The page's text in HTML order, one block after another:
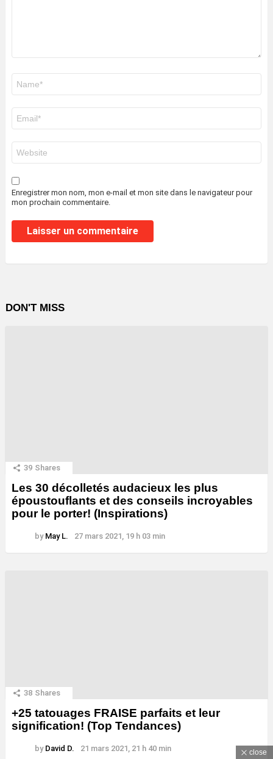
mail
*
web
Enregistrer mon nom, mon e-mail et mon site dans le navigateur pour
mon prochain commentaire.
DON'T MISS
39 Shares
Les 30 décolletés audacieux les plus
époustouflants et des conseils incroyables
pour le porter! (Inspirations)
by May L. 27 mars 2021, 19 h 03 min
38 Shares
+25 tatouages ​​FRAISE parfaits et leur
signification! (Top Tendances)
by David D. 21 mars 2021, 21 h 40 min close